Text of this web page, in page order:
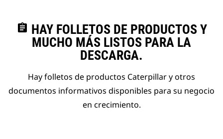
assignment HAY FOLLETOS DE PRODUCTOS Y
MUCHO MÁS LISTOS PARA LA
DESCARGA.
Hay folletos de productos Caterpillar y otros
documentos informativos disponibles para su negocio
en crecimiento.